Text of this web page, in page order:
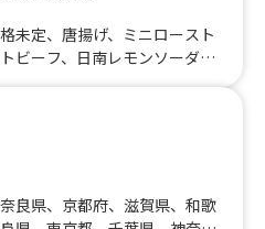
みそ焼きそば、参鶏湯（薬膳
ブラン、名古屋名物 たませ
ィー、生レモンソーダ、ピン
からあげ
未定、唐揚げ、ミニロースト
ビーフ、日南レモンソーダ、
Edge Curry、ポテトフライ、
沢山ミネストローネ、ミニロ
バタートースト&ローストビ
イ、ローストビーフ握り5
フリフリポテト、チュロス、
ビーフ丼
良県、京都府、滋賀県、和歌